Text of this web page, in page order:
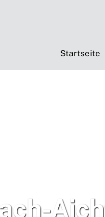
Startseite